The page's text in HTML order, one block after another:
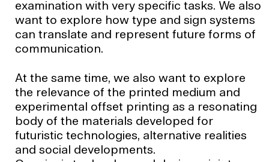
examination with very specific tasks. We also
want to explore how type and sign systems
can translate and represent future forms of
communication.
At the same time, we also want to explore
the relevance of the printed medium and
experimental offset printing as a resonating
body of the materials developed for
futuristic technologies, alternative realities
and social developments.